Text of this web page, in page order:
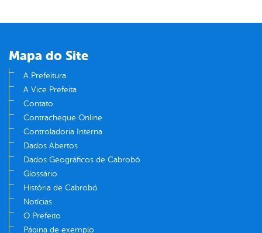
Mapa do Site
A Prefeitura
A Vice Prefeita
Contato
Contracheque Online
Controladoria Interna
Dados Abertos
Dados Geográficos de Cabrobó
Glossário
História de Cabrobó
Notícias
O Prefeito
Página de exemplo